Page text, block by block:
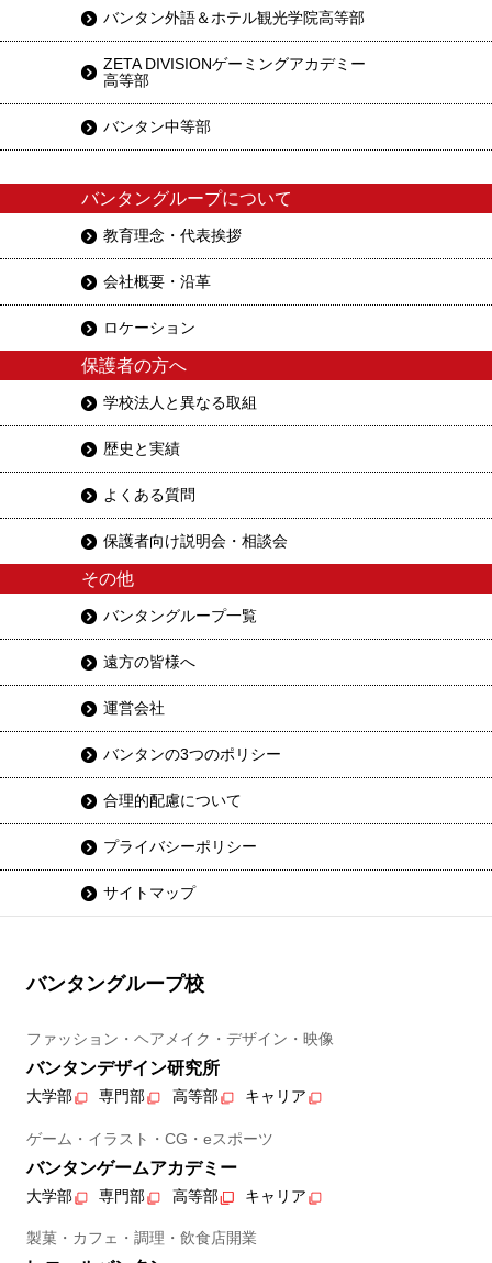
バンタン外語＆ホテル観光学院高等部
ZETA DIVISIONゲーミングアカデミー
高等部
バンタン中等部
バンタングループについて
教育理念・代表挨拶
会社概要・沿革
ロケーション
保護者の方へ
学校法人と異なる取組
歴史と実績
よくある質問
保護者向け説明会・相談会
その他
バンタングループ一覧
遠方の皆様へ
運営会社
バンタンの3つのポリシー
合理的配慮について
プライバシーポリシー
サイトマップ
バンタングループ校
ファッション・ヘアメイク・デザイン・映像
バンタンデザイン研究所
大学部 専門部 高等部 キャリア
ゲーム・イラスト・CG・eスポーツ
バンタンゲームアカデミー
大学部 専門部 高等部 キャリア
製菓・カフェ・調理・飲食店開業